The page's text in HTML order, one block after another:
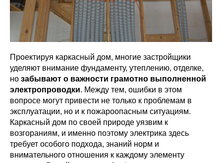
Проектируя каркасный дом, многие застройщики
уделяют внимание фундаменту, утеплению, отделке,
но забывают о важности грамотно выполненной
электропроводки. Между тем, ошибки в этом
вопросе могут привести не только к проблемам в
эксплуатации, но и к пожароопасным ситуациям.
Каркасный дом по своей природе уязвим к
возгораниям, и именно поэтому электрика здесь
требует особого подхода, знаний норм и
внимательного отношения к каждому элементу